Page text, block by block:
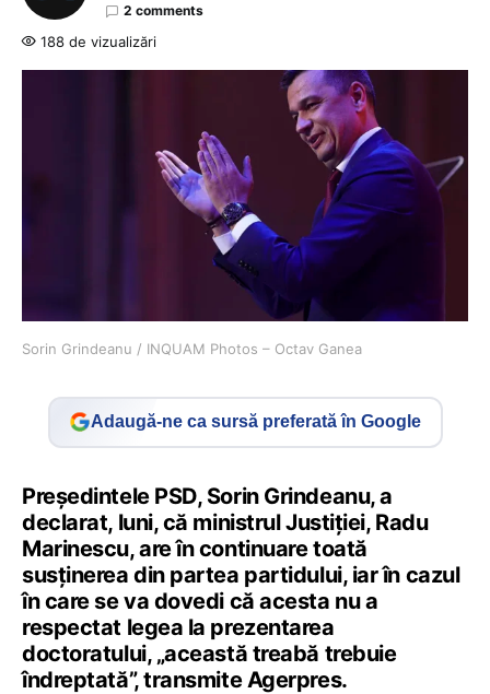
2 comments
188 de vizualizări
Sorin Grindeanu / INQUAM Photos – Octav Ganea
Adaugă-ne ca sursă preferată în Google
Preşedintele PSD, Sorin Grindeanu, a
declarat, luni, că ministrul Justiţiei, Radu
Marinescu, are în continuare toată
susţinerea din partea partidului, iar în cazul
în care se va dovedi că acesta nu a
respectat legea la prezentarea
doctoratului, „această treabă trebuie
îndreptată”, transmite Agerpres.